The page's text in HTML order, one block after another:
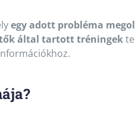
egy adott probléma
által tartott tréningek